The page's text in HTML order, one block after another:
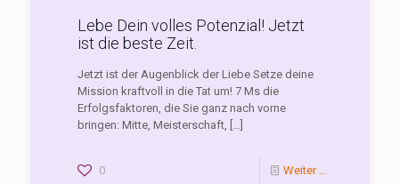
Lebe Dein volles Potenzial! Jetzt
ist die beste Zeit.
Jetzt ist der Augenblick der Liebe Setze deine
Mission kraftvoll in die Tat um! 7 Ms die
Erfolgsfaktoren, die Sie ganz nach vorne
bringen: Mitte, Meisterschaft, […]
0 Weiter ...